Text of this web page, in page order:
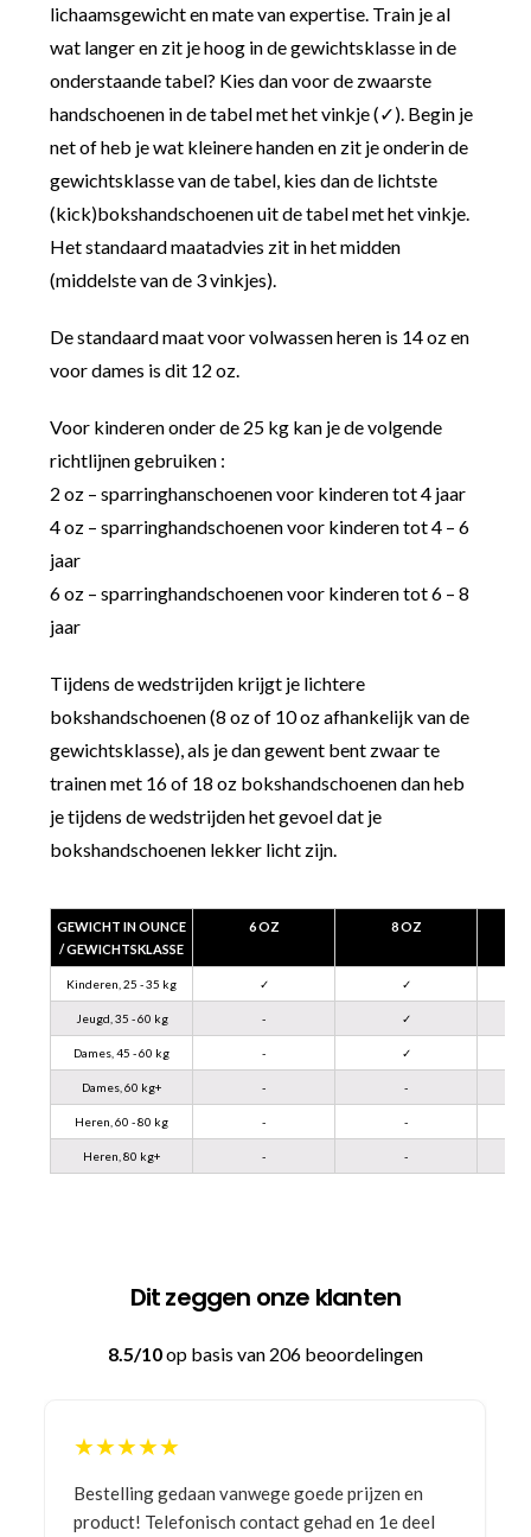
lichaamsgewicht en mate van expertise. Train je al
wat langer en zit je hoog in de gewichtsklasse in de
onderstaande tabel? Kies dan voor de zwaarste
handschoenen in de tabel met het vinkje (✓). Begin je
net of heb je wat kleinere handen en zit je onderin de
gewichtsklasse van de tabel, kies dan de lichtste
(kick)bokshandschoenen uit de tabel met het vinkje.
Het standaard maatadvies zit in het midden
(middelste van de 3 vinkjes).
De standaard maat voor volwassen heren is 14 oz en
voor dames is dit 12 oz.
Voor kinderen onder de 25 kg kan je de volgende
richtlijnen gebruiken :
2 oz – sparringhanschoenen voor kinderen tot 4 jaar
4 oz – sparringhandschoenen voor kinderen tot 4 – 6
jaar
6 oz – sparringhandschoenen voor kinderen tot 6 – 8
jaar
Tijdens de wedstrijden krijgt je lichtere
bokshandschoenen (8 oz of 10 oz afhankelijk van de
gewichtsklasse), als je dan gewent bent zwaar te
trainen met 16 of 18 oz bokshandschoenen dan heb
je tijdens de wedstrijden het gevoel dat je
bokshandschoenen lekker licht zijn.
GEWICHT IN OUNCE
/ GEWICHTSKLASSE
6 OZ 8 OZ
Kinderen, 25 - 35 kg ✓ ✓
Jeugd, 35 - 60 kg - ✓
Dames, 45 - 60 kg - ✓
Dames, 60 kg+ - -
Heren, 60 - 80 kg - -
Heren, 80 kg+ - -
Dit zeggen onze klanten
8.5/10op basis van 206 beoordelingen
★★★★★
Bestelling gedaan vanwege goede prijzen en
product! Telefonisch contact gehad en 1e deel